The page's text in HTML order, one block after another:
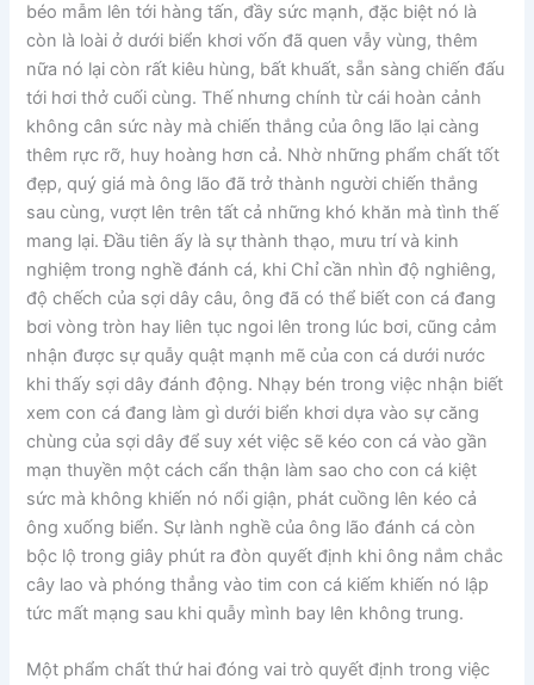
béo mẫm lên tới hàng tấn, đầy sức mạnh, đặc biệt nó là
còn là loài ở dưới biển khơi vốn đã quen vẫy vùng, thêm
nữa nó lại còn rất kiêu hùng, bất khuất, sẵn sàng chiến đấu
tới hơi thở cuối cùng. Thế nhưng chính từ cái hoàn cảnh
không cân sức này mà chiến thắng của ông lão lại càng
thêm rực rỡ, huy hoàng hơn cả. Nhờ những phẩm chất tốt
đẹp, quý giá mà ông lão đã trở thành người chiến thắng
sau cùng, vượt lên trên tất cả những khó khăn mà tình thế
mang lại. Đầu tiên ấy là sự thành thạo, mưu trí và kinh
nghiệm trong nghề đánh cá, khi Chỉ cần nhìn độ nghiêng,
độ chếch của sợi dây câu, ông đã có thể biết con cá đang
bơi vòng tròn hay liên tục ngoi lên trong lúc bơi, cũng cảm
nhận được sự quẫy quật mạnh mẽ của con cá dưới nước
khi thấy sợi dây đánh động. Nhạy bén trong việc nhận biết
xem con cá đang làm gì dưới biển khơi dựa vào sự căng
chùng của sợi dây để suy xét việc sẽ kéo con cá vào gần
mạn thuyền một cách cẩn thận làm sao cho con cá kiệt
sức mà không khiến nó nổi giận, phát cuồng lên kéo cả
ông xuống biển. Sự lành nghề của ông lão đánh cá còn
bộc lộ trong giây phút ra đòn quyết định khi ông nắm chắc
cây lao và phóng thẳng vào tim con cá kiếm khiến nó lập
tức mất mạng sau khi quẫy mình bay lên không trung.
Một phẩm chất thứ hai đóng vai trò quyết định trong việc